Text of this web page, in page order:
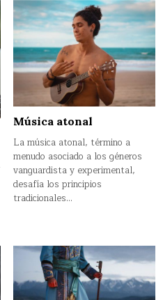
Música atonal
La música atonal, término a
menudo asociado a los géneros
vanguardista y experimental,
desafía los principios
tradicionales…